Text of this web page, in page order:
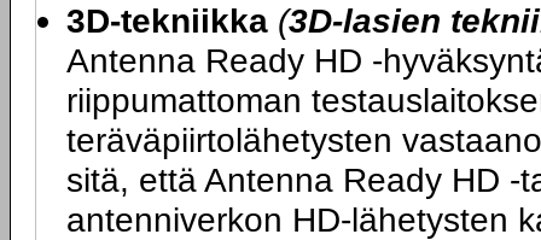
3D-tekniikka (3D-lasien
Antenna Ready HD -
riippumattoman
teräväpiirtolähetysten
sitä, että Antenna Ready HD -
antenniverkon HD-lähetysten